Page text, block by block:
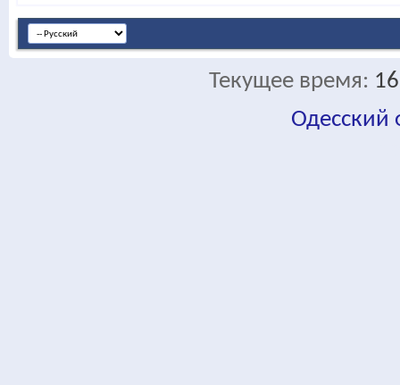
Текущее время:
Одесский